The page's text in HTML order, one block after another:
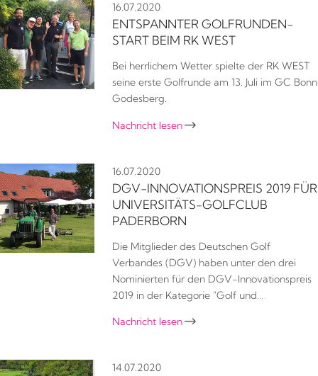
16.07.2020
ENTSPANNTER GOLFRUNDEN-
START BEIM RK WEST
Bei herrlichem Wetter spielte der RK WEST
seine erste Golfrunde am 13. Juli im GC Bonn
Godesberg.
Nachricht lesen 
16.07.2020
DGV-INNOVATIONSPREIS 2019 FÜR
UNIVERSITÄTS-GOLFCLUB
PADERBORN
Die Mitglieder des Deutschen Golf
Verbandes (DGV) haben unter den drei
Nominierten für den DGV-Innovationspreis
2019 in der Kategorie "Golf und…
Nachricht lesen 
14.07.2020